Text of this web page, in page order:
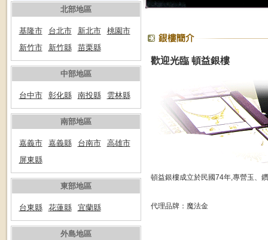
北部地區
基隆市 台北市 新北市
桃園市
新竹市
新竹縣 苗栗縣
中部地區
台中市 彰化縣 南投縣 雲林縣
南部地區
嘉義市 嘉義縣 台南市
高雄市
屏東縣
東部地區
台東縣 花蓮縣 宜蘭縣
外島地區
歡迎光臨 頓益銀樓
頓益銀樓成立於民國74年,專營玉、
代理品牌：魔法金